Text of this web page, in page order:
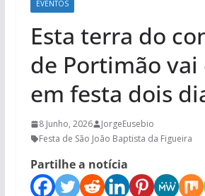
EVENTOS
Esta terra do
de Portimão vai
em festa dois
8 Junho, 2026
JorgeEusebio
Festa de São João Baptista da Figueira
Partilhe a notícia